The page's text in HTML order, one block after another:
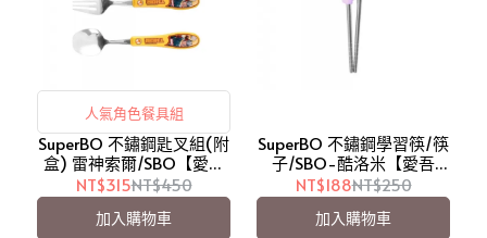
人氣角色餐具組
SuperBO 不鏽鋼匙叉組(附
盒) 雷神索爾/SBO【愛吾
兒】
NT$315NT$450
加入購物車
SuperBO 不鏽鋼學習筷/筷
子/SBO-酷洛米【愛吾
兒】
NT$188NT$250
加入購物車